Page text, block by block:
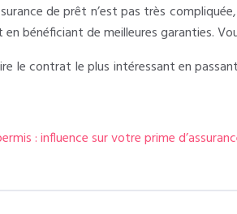
de prêt n’est pas très
bénéficiant de meilleures garanties.
le contrat le plus intéressant en
: influence sur votre prime